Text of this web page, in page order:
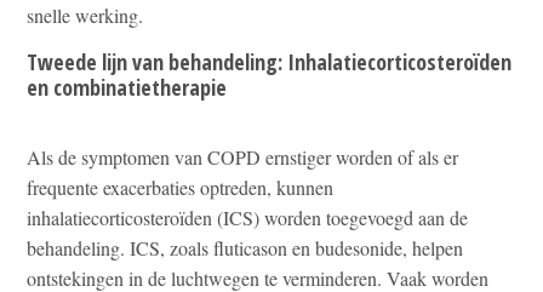
snelle werking.
Tweede lijn van behandeling: Inhalatiecorticosteroïden
en combinatietherapie
Als de symptomen van COPD ernstiger worden of als er
frequente exacerbaties optreden, kunnen
inhalatiecorticosteroïden (ICS) worden toegevoegd aan de
behandeling. ICS, zoals fluticason en budesonide, helpen
ontstekingen in de luchtwegen te verminderen. Vaak worden